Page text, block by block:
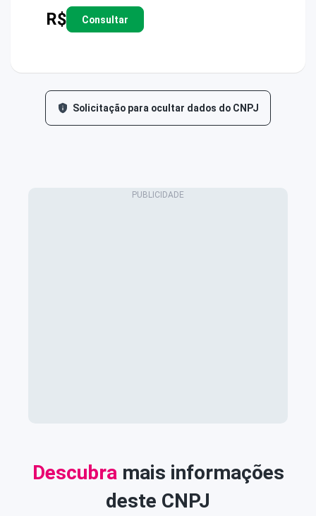
R$ Consultar
Solicitação para ocultar dados do CNPJ
Descubramais informações
deste CNPJ